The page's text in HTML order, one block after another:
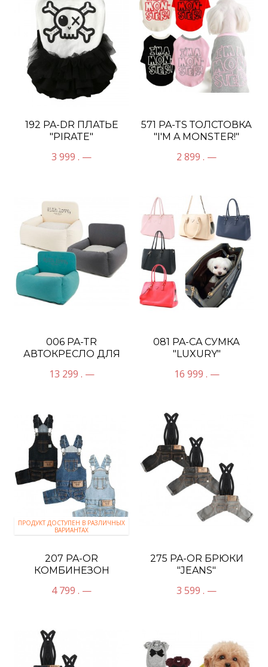
192 PA-DR ПЛАТЬЕ
"PIRATE"
3 999 . —
571 PA-TS ТОЛСТОВКА
"I'M A MONSTER!"
2 899 . —
006 PA-TR
АВТОКРЕСЛО ДЛЯ
13 299 . —
081 PA-CA СУМКА
"LUXURY"
16 999 . —
ПРОДУКТ ДОСТУПЕН В РАЗЛИЧНЫХ
ВАРИАНТАХ
207 PA-OR
КОМБИНЕЗОН
4 799 . —
275 PA-OR БРЮКИ
"JEANS"
3 599 . —